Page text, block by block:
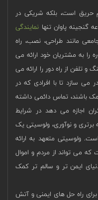
حریق است، بلکه شریکی در
پاوان تنها نمایندگی
مانند طراحی، نصب، راه
را به مشتریان خود ارائه می
تلفن از راه دور را ارائه می
سازد تا با افرادی که در
باشند، تماس دائمی داشته
اجازه می دهد در شرایط
برتری و نوآوری، ولوسیتی یک
ولوسیتی متعهد به ارائه
می تواند از مردم و اموال
ایمن تر و سالم تر کمک
راه حل های ایمنی و آتش